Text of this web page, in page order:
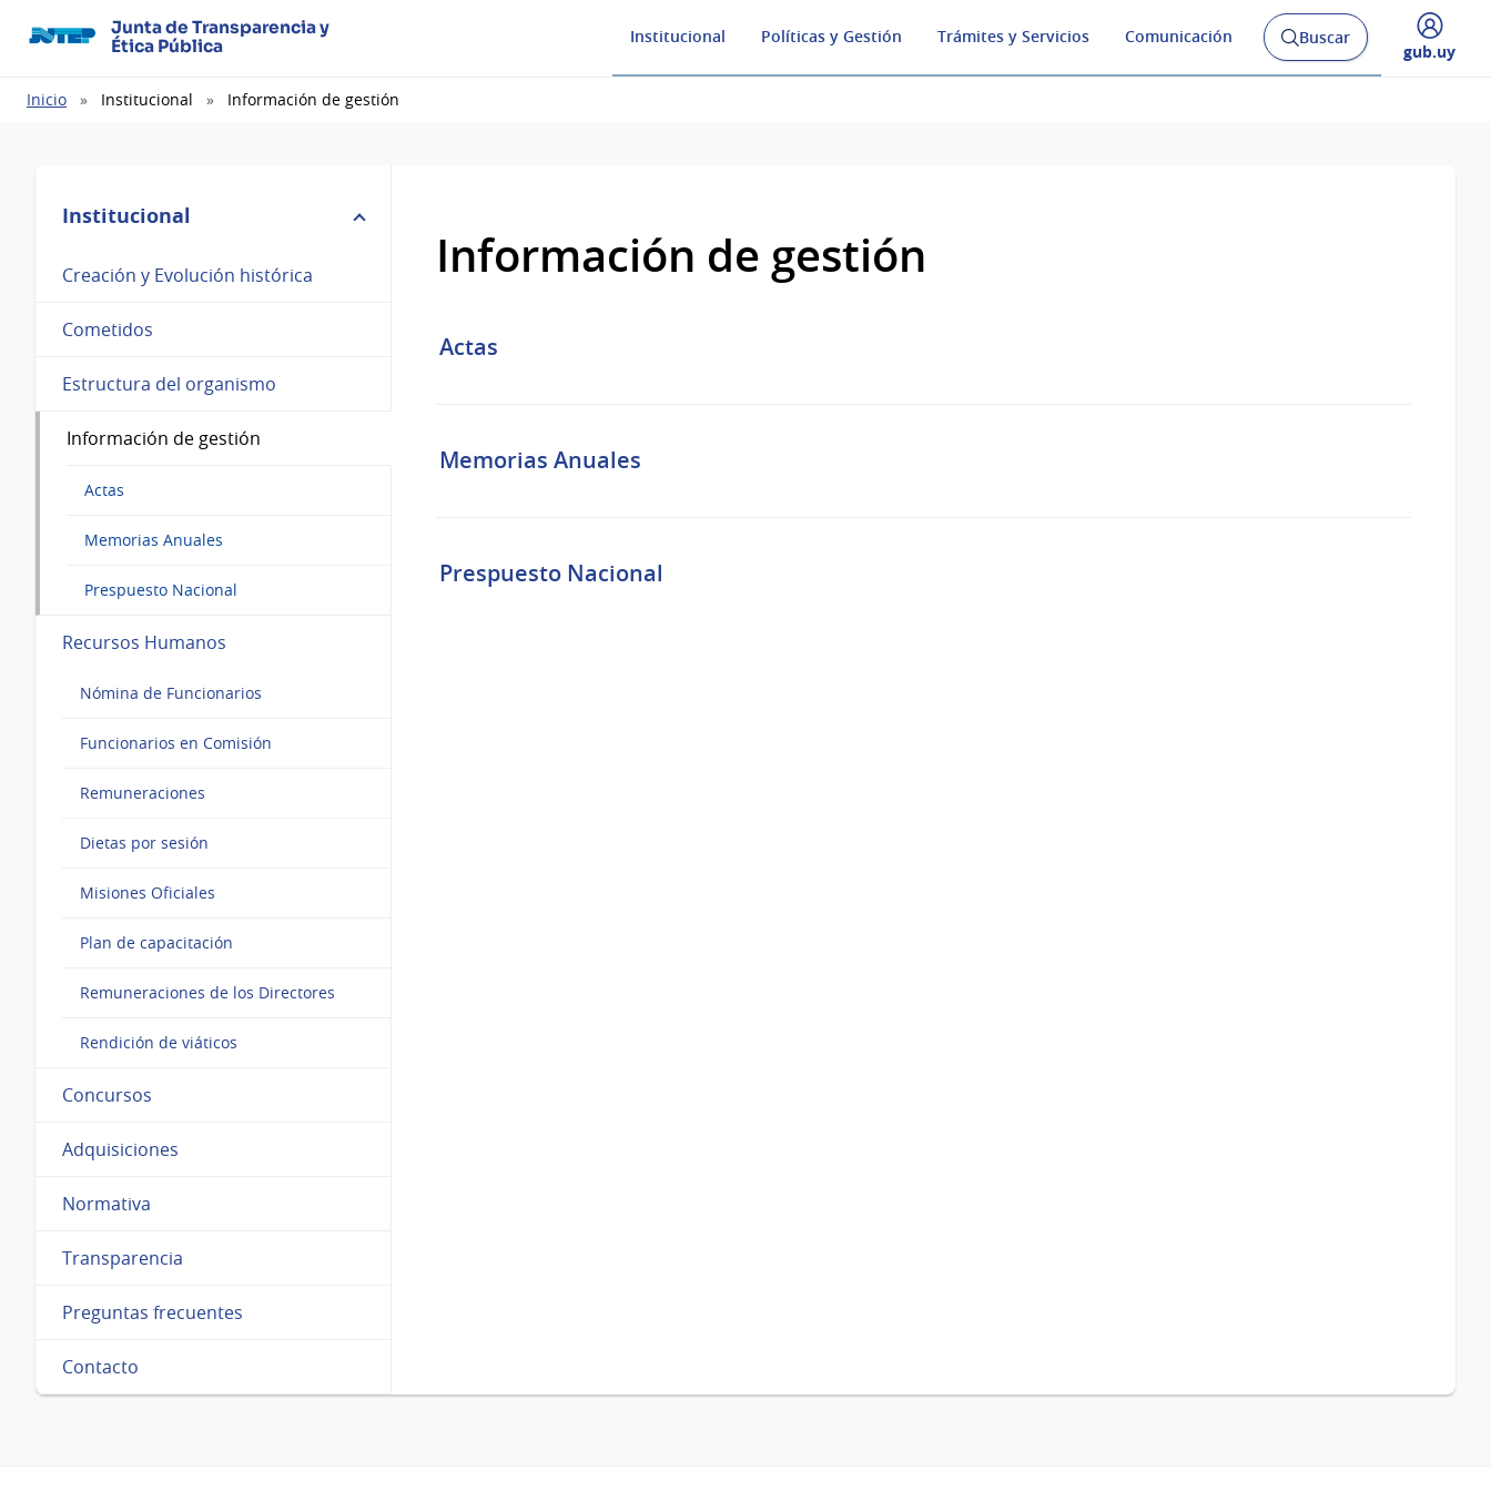
Junta de Transparencia y
Ética Pública
Institucional Políticas y Gestión Trámites y Servicios Comunicación
Abrir
buscador
Buscar
Desplegar
gub.uy
Ruta
Inicio Institucional Información de gestión
Institucional
Creación y Evolución histórica
Cometidos
Estructura del organismo
Información de gestión
Actas
Memorias Anuales
Prespuesto Nacional
Recursos Humanos
Nómina de Funcionarios
Funcionarios en Comisión
Remuneraciones
Dietas por sesión
Misiones Oficiales
Plan de capacitación
Remuneraciones de los Directores
Rendición de viáticos
Concursos
Adquisiciones
Normativa
Transparencia
Preguntas frecuentes
Contacto
Información de gestión
Actas
Memorias Anuales
Prespuesto Nacional